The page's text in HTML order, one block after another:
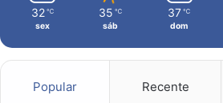
32 ℃
sex
35 ℃
sáb
37 ℃
dom
Popular Recente